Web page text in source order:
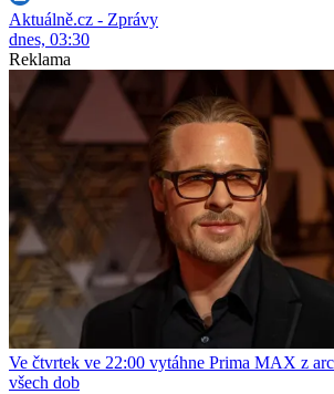
Aktuálně.cz - Zprávy
dnes, 03:30
Reklama
Ve čtvrtek ve 22:00 vytáhne Prima MAX z
všech dob